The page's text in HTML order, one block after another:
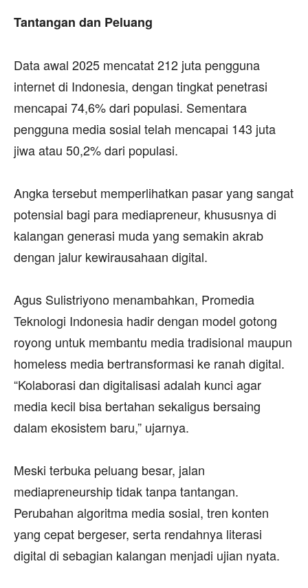
‎Tantangan dan Peluang
‎Data awal 2025 mencatat 212 juta pengguna
internet di Indonesia, dengan tingkat penetrasi
mencapai 74,6% dari populasi. Sementara
pengguna media sosial telah mencapai 143 juta
jiwa atau 50,2% dari populasi.
‎Angka tersebut memperlihatkan pasar yang sangat
potensial bagi para mediapreneur, khususnya di
kalangan generasi muda yang semakin akrab
dengan jalur kewirausahaan digital.
‎Agus Sulistriyono menambahkan, Promedia
Teknologi Indonesia hadir dengan model gotong
royong untuk membantu media tradisional maupun
homeless media bertransformasi ke ranah digital.
“Kolaborasi dan digitalisasi adalah kunci agar
media kecil bisa bertahan sekaligus bersaing
dalam ekosistem baru,” ujarnya.
‎Meski terbuka peluang besar, jalan
mediapreneurship tidak tanpa tantangan.
Perubahan algoritma media sosial, tren konten
yang cepat bergeser, serta rendahnya literasi
digital di sebagian kalangan menjadi ujian nyata.